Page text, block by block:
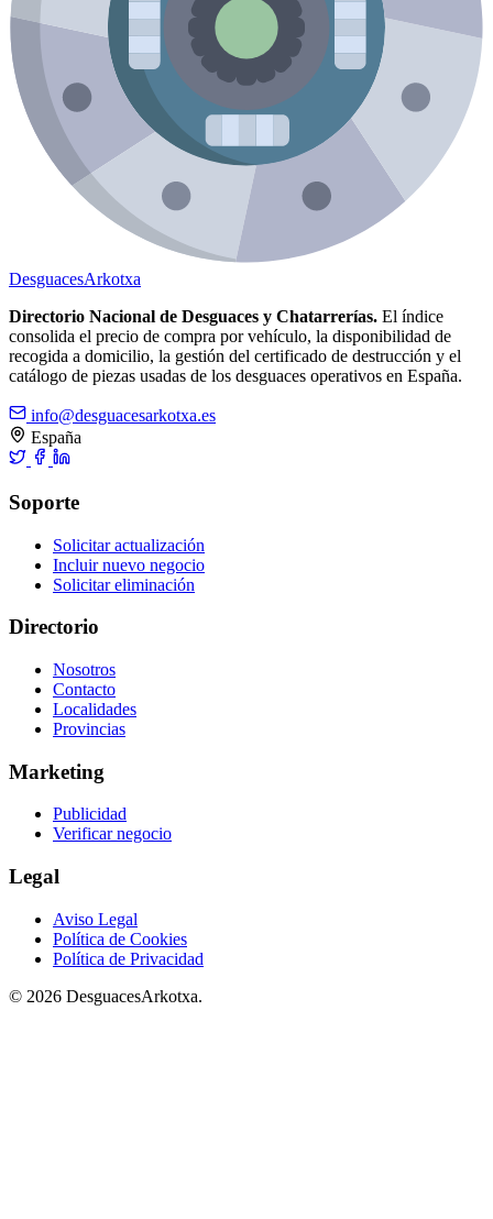
DesguacesArkotxa
Directorio Nacional de Desguaces y Chatarrerías. El índice
consolida el precio de compra por vehículo, la disponibilidad de
recogida a domicilio, la gestión del certificado de destrucción y el
catálogo de piezas usadas de los desguaces operativos en España.
info@desguacesarkotxa.es
España
Soporte
Solicitar actualización
Incluir nuevo negocio
Solicitar eliminación
Directorio
Nosotros
Contacto
Localidades
Provincias
Marketing
Publicidad
Verificar negocio
Legal
Aviso Legal
Política de Cookies
Política de Privacidad
© 2026 DesguacesArkotxa.